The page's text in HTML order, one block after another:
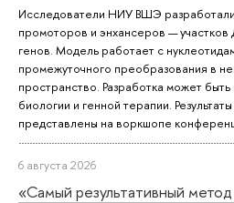
Исследователи НИУ ВШЭ
промоторов и энхансеров —
генов. Модель работает с
промежуточного преобразования в
пространство. Разработка может
биологии и генной терапии.
представлены на воркшопе
6 августа 2026
«Самый результативный